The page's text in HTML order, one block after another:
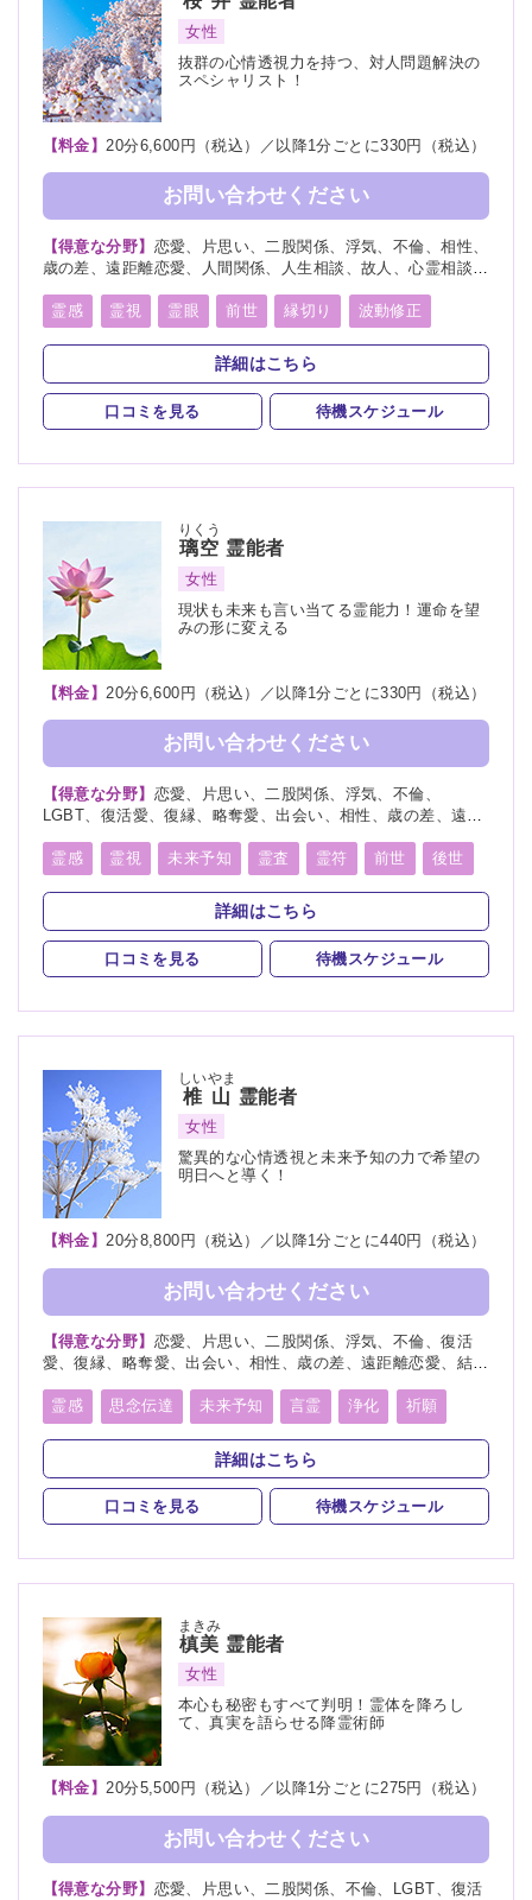
女性
抜群の心情透視力を持つ、対人問題解決の
スペシャリスト！
【料金】 20分6,600円（税込）／以降1分ごとに330円（税込）
お問い合わせください
【得意な分野】 恋愛、片思い、二股関係、浮気、不倫、相性、
歳の差、遠距離恋愛、人間関係、人生相談、故人、心霊相談、
総合運、心霊写真
霊感 霊視 霊眼 前世 縁切り 波動修正
詳細はこちら
口コミを見る 待機スケジュール
璃空
りくう
霊能者
女性
現状も未来も言い当てる霊能力！運命を望
みの形に変える
【料金】 20分6,600円（税込）／以降1分ごとに330円（税込）
お問い合わせください
【得意な分野】 恋愛、片思い、二股関係、浮気、不倫、
LGBT、復活愛、復縁、略奪愛、出会い、相性、歳の差、遠距
進路、学業、受験、就職、天職、適職、仕事、転職、経営、人
間関係、人生相談、健康、金運、引越し、開運、故人、生霊、
相手の気持ち、総合運、過去、未来、将来、ペット、カルマ
霊感 霊視 未来予知 霊査 霊符 前世 後世
来世 守護霊 背後霊 縁結び 縁切り 除霊
浄霊 浄化 祈願 祈祷 写真供養 人形供養
水子供養 波動修正
詳細はこちら
口コミを見る 待機スケジュール
椎山
しいやま
霊能者
女性
驚異的な心情透視と未来予知の力で希望の
明日へと導く！
【料金】 20分8,800円（税込）／以降1分ごとに440円（税込）
お問い合わせください
【得意な分野】 恋愛、片思い、二股関係、浮気、不倫、復活
愛、復縁、略奪愛、出会い、相性、歳の差、遠距離恋愛、結
職、仕事、転職、経営、人間関係、人生相談、健康、金運、相
手の気持ち、過去、未来、将来、ペット
霊感 思念伝達 未来予知 言霊 浄化 祈願
波動修正 チャネリング
スピリチュアルカウンセリング サイキック
詳細はこちら
口コミを見る 待機スケジュール
槙美
まきみ
霊能者
女性
本心も秘密もすべて判明！霊体を降ろし
て、真実を語らせる降霊術師
【料金】20分5,500円（税込）／以降1分ごとに275円（税込）
お問い合わせください
【得意な分野】 恋愛、片思い、二股関係、不倫、LGBT、復活